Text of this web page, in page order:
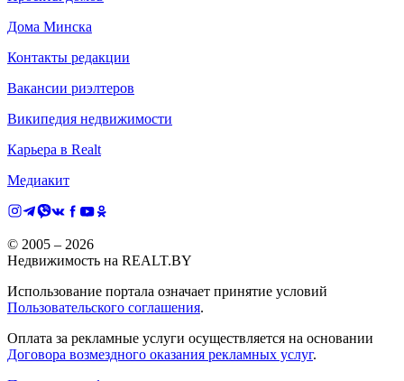
Дома Минска
Контакты редакции
Вакансии риэлтеров
Википедия недвижимости
Карьера в Realt
Медиакит
© 2005 – 2026
Недвижимость на REALT.BY
Использование портала означает принятие условий
Пользовательского соглашения.
Оплата за рекламные услуги осуществляется на основании
Договора возмездного оказания рекламных услуг.